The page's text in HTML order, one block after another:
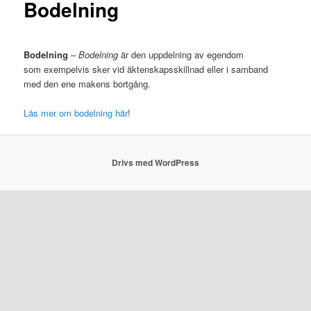
Bodelning
Bodelning –Bodelning är den uppdelning av egendom
som exempelvis sker vid äktenskapsskillnad eller i samband
med den ene makens bortgång.
Läs mer om bodelning här!
Drivs med WordPress